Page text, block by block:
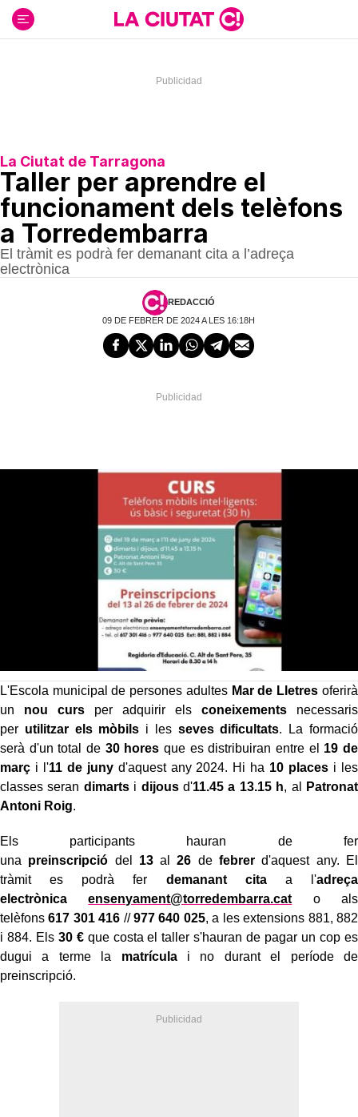
contenido
La Ciutat de Tarragona
Taller per aprendre el
funcionament dels telèfons
a Torredembarra
El tràmit es podrà fer demanant cita a l’adreça
electrònica
REDACCIÓ
09 DE FEBRER DE 2024 A LES 16:18H
L'Escola municipal de persones adultes Mar de Lletres oferirà
un nou curs per adquirir els coneixementsnecessaris
per utilitzar els mòbils i les seves dificultats. La formació
serà d'un total de 30 hores que es distribuiran entre el 19 de
març i l'11 de juny d'aquest any 2024. Hi ha 10 places i les
classes seran dimartsi dijousd'11.45 a 13.15 h, al
Patronat
Antoni Roig.
Els participants hauran de fer
una preinscripció del 13al 26 defebrerd'aquest any. El
tràmit es podrà fer demanant citaa l'adreça
electrònicaensenyament@torredembarra.cat o als
telèfons617 301 416 //977 640 025, a les extensions 881, 882
i 884. Els 30 €que costa el taller s'hauran de pagar un cop es
dugui a terme la matrículai no durant el període de
preinscripció.